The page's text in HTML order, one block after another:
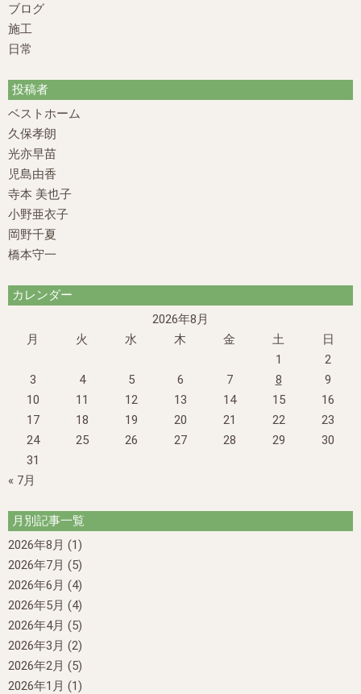
ブログ
施工
日常
投稿者
ベストホーム
久保孝朗
光亦早苗
児島由香
寺本 美也子
小野亜衣子
岡野千夏
橋本守一
カレンダー
2026年8月
月
火 水 木 金 土
日
1
2
3
4 5 6 7 8
9
10
11 12 13 14 15
16
17
18 19 20 21 22
23
24
25 26 27 28 29
30
31
« 7月
月別記事一覧
2026年8月 (1)
2026年7月 (5)
2026年6月 (4)
2026年5月 (4)
2026年4月 (5)
2026年3月 (2)
2026年2月 (5)
2026年1月 (1)